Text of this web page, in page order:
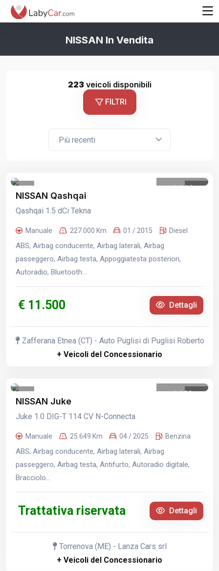
NISSAN In Vendita
223veicoli disponibili
FILTRI
Più recenti
1 /14
NISSAN Qashqai
Qashqai 1.5 dCi Tekna
Manuale 227.000 Km 01 / 2015 Diesel
ABS, Airbag conducente, Airbag laterali, Airbag
passeggero, Airbag testa, Appoggiatesta posteriori,
Autoradio, Bluetooth...
€ 11.500 Dettagli
Zafferana Etnea (CT) - Auto Puglisi di Puglisi Roberto
+ Veicoli del Concessionario
1 /22
NISSAN Juke
Juke 1.0 DIG-T 114 CV N-Connecta
Manuale 25.649 Km 04 / 2025 Benzina
ABS, Airbag conducente, Airbag laterali, Airbag
passeggero, Airbag testa, Antifurto, Autoradio digitale,
Bracciolo...
Trattativa riservata Dettagli
Torrenova (ME) - Lanza Cars srl
+ Veicoli del Concessionario